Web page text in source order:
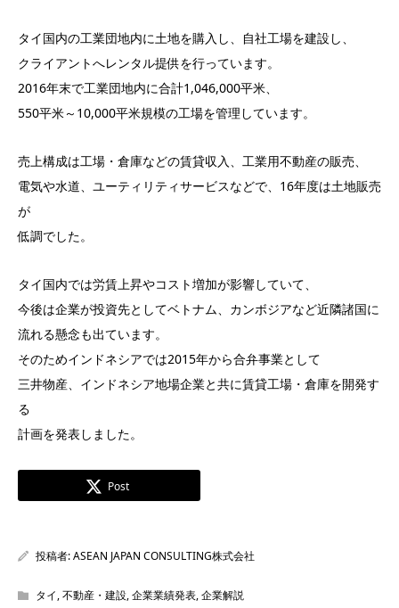
タイ国内の工業団地内に土地を購入し、自社工場を建設し、
クライアントへレンタル提供を行っています。
2016年末で工業団地内に合計1,046,000平米、
550平米～10,000平米規模の工場を管理しています。
売上構成は工場・倉庫などの賃貸収入、工業用不動産の販売、
電気や水道、ユーティリティサービスなどで、16年度は土地販売
が
低調でした。
タイ国内では労賃上昇やコスト増加が影響していて、
今後は企業が投資先としてベトナム、カンボジアなど近隣諸国に
流れる懸念も出ています。
そのためインドネシアでは2015年から合弁事業として
三井物産、インドネシア地場企業と共に賃貸工場・倉庫を開発す
る
計画を発表しました。
Post
投稿者:ASEAN JAPAN CONSULTING株式会社
タイ,不動産・建設,企業業績発表,企業解説